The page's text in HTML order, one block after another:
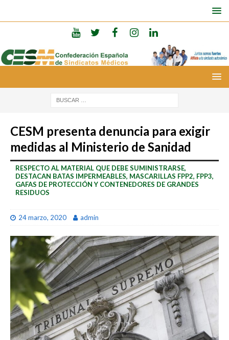
CESM presenta denuncia para exigir
medidas al Ministerio de Sanidad
RESPECTO AL MATERIAL QUE DEBE SUMINISTRARSE,
DESTACAN BATAS IMPERMEABLES, MASCARILLAS FPP2, FPP3,
GAFAS DE PROTECCIÓN Y CONTENEDORES DE GRANDES
RESIDUOS
24 marzo, 2020 admin